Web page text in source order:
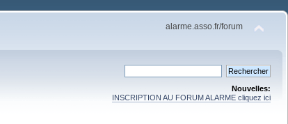
alarme.asso.fr/forum
Nouvelles:
INSCRIPTION AU FORUM ALARME cliquez ici